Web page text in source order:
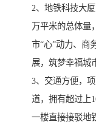
2、地铁科技大
万平米的总体量
市“心”动力、商
展，筑梦幸福城
3、交通方便，
道，拥有超过上
一楼直接接驳地